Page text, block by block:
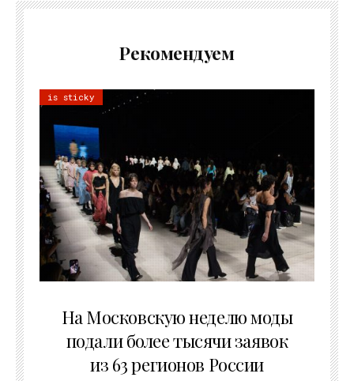
Рекомендуем
is sticky
На Московскую неделю моды
подали более тысячи заявок
из 63 регионов России